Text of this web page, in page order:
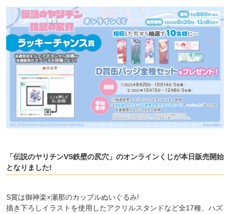
「伝説のヤリチンVS鉄壁の尻穴」のオンラインくじが本日販売開始
となりました!
S賞は御神楽×瀬那のカップルぬいぐるみ!
描き下ろしイラストを使用したアクリルスタンドなど全17種、ハズ